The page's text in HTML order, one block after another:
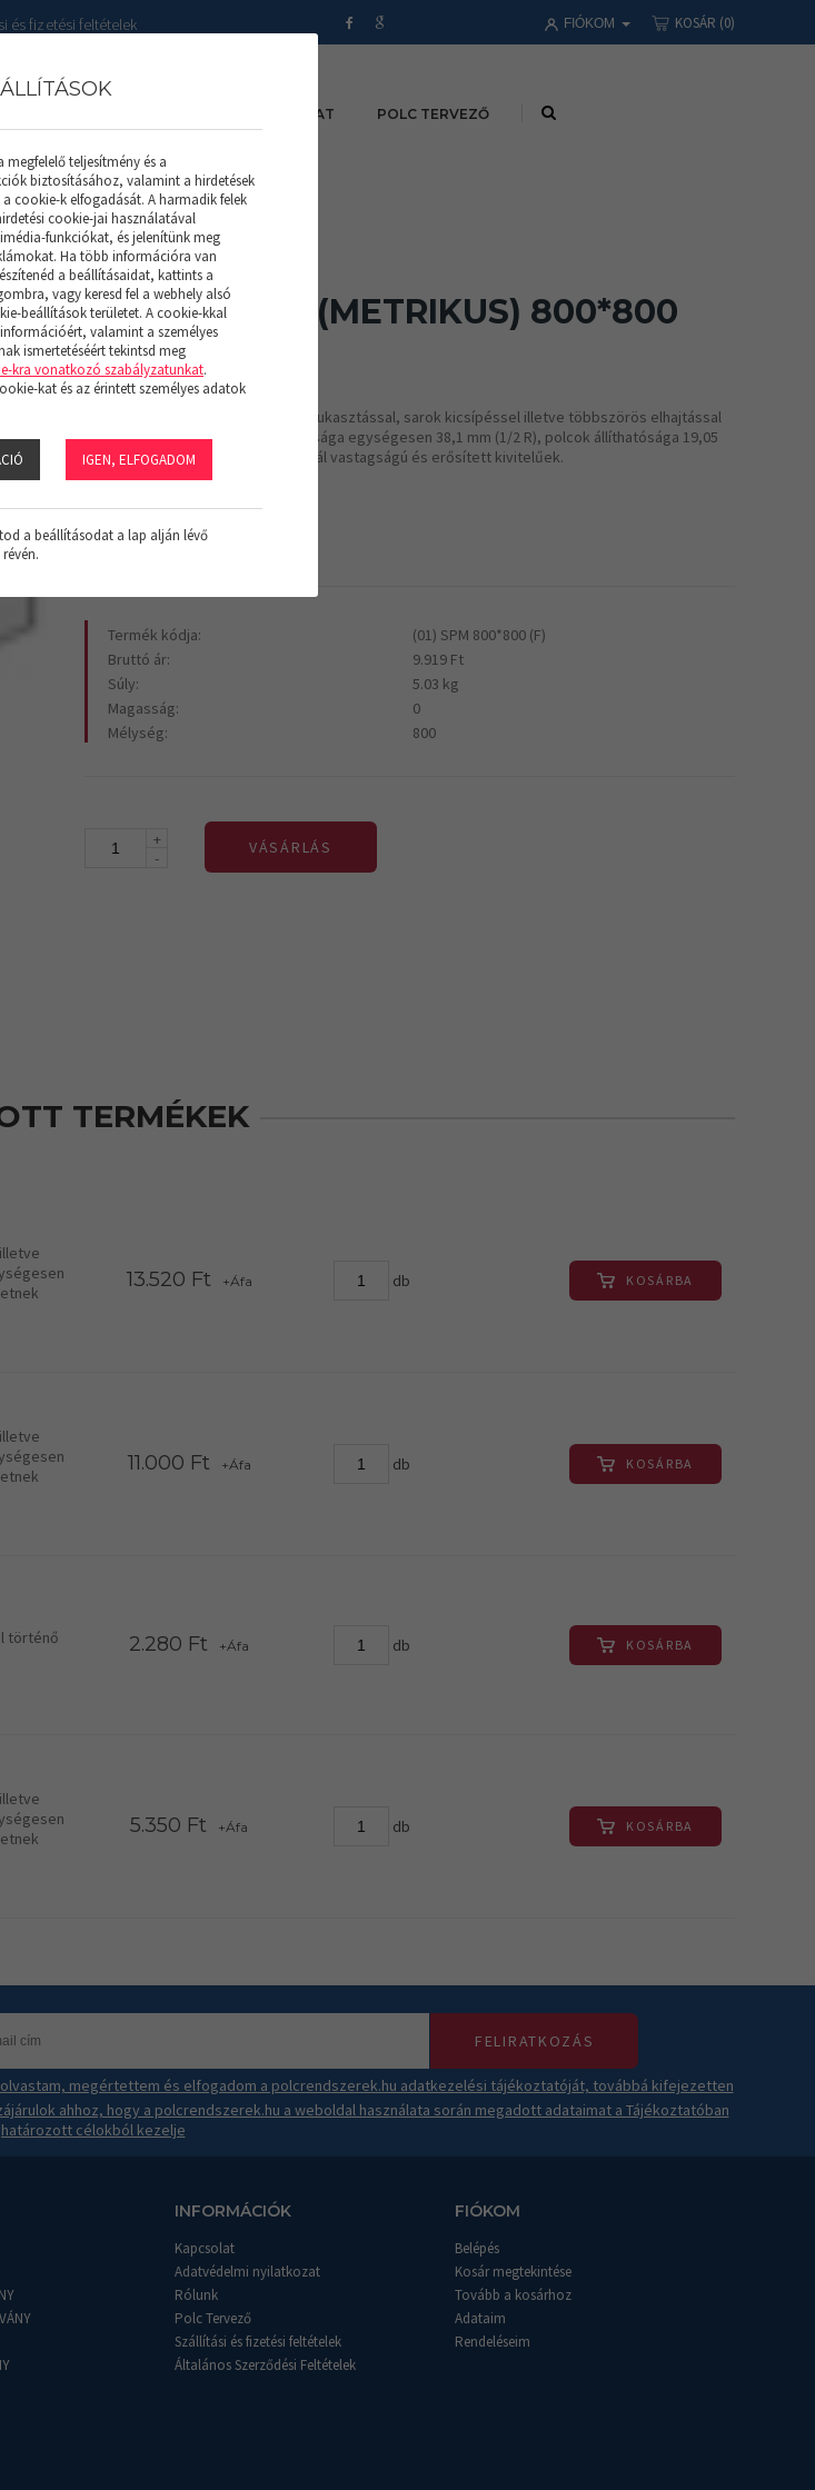
és fizetési feltételek FIÓKOM KOSÁR (0)
KAPCSOLAT POLC TERVEZŐ
SALGÓ POLC (METRIKUS) 800*800
(F)
Hidegen hengerelt acéllemezből lyukasztással, sarok kicsípéssel illetve többszörös elhajtással
merevített tálcák. A polcok magassága egységesen 38,1 mm (1/2 R), polcok állíthatósága 19,05
mm (1/4R). A polcok lehetnek normál vastagságú és erősített kivitelűek.
7.810 Ft
Termék kódja:
(01) SPM 800*800 (F)
Bruttó ár:
9.919 Ft
Súly:
5.03 kg
Magasság:
0
Mélység:
800
+
-
VÁSÁRLÁS
TERMÉKEK
13.520 Ft +Áfa db KOSÁRBA
11.000 Ft +Áfa db KOSÁRBA
történő
2.280 Ft +Áfa db KOSÁRBA
5.350 Ft +Áfa db KOSÁRBA
megfelelő teljesítmény és a
biztosításához, valamint a hirdetések
a cookie-k elfogadását. A harmadik felek
cookie-jai használatával
funkciókat, és jelenítünk meg
Ha több információra van
a beállításaidat, kattints a
vagy keresd fel a webhely alsó
beállítások területet. A cookie-kkal
valamint a személyes
ismertetéséért tekintsd meg
kra vonatkozó szabályzatunkat.
kat és az érintett személyes adatok
IGEN, ELFOGADOM
a beállításodat a lap alján lévő
FELIRATKOZÁS
megértettem és elfogadom a polcrendszerek.hu adatkezelési tájékoztatóját, továbbá kifejezetten
ahhoz, hogy a polcrendszerek.hu a weboldal használata során megadott adataimat a Tájékoztatóban
célokból kezelje
INFORMÁCIÓK
Kapcsolat
Adatvédelmi nyilatkozat
Rólunk
Polc Tervező
Szállítási és fizetési feltételek
Általános Szerződési Feltételek
FIÓKOM
Belépés
Kosár megtekintése
Tovább a kosárhoz
Adataim
Rendeléseim